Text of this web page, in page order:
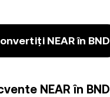
NEAR în BND
NEAR în BND